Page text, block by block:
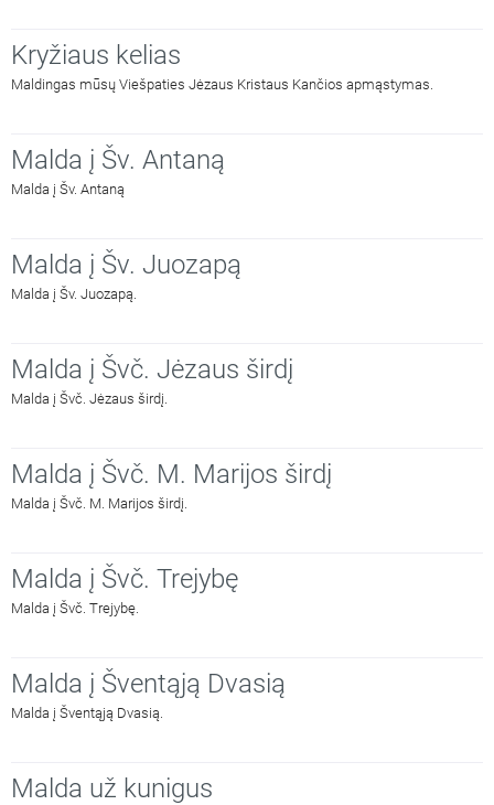
Kryžiaus kelias
Maldingas mūsų Viešpaties Jėzaus Kristaus Kančios apmąstymas.
Malda į Šv. Antaną
Malda į Šv. Antaną
Malda į Šv. Juozapą
Malda į Šv. Juozapą.
Malda į Švč. Jėzaus širdį
Malda į Švč. Jėzaus širdį.
Malda į Švč. M. Marijos širdį
Malda į Švč. M. Marijos širdį.
Malda į Švč. Trejybę
Malda į Švč. Trejybę.
Malda į Šventąją Dvasią
Malda į Šventąją Dvasią.
Malda už kunigus